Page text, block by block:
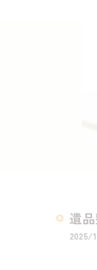
遺
2025/